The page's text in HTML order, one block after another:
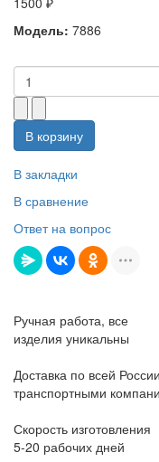
Модель: 7886
В корзину
В закладки
В сравнение
Ответ на вопрос
Ручная работа, все
изделия уникальны
Доставка по всей России
транспортными
Скорость изготовления
5-20 рабочих дней